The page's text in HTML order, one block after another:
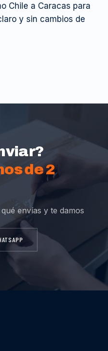
Chile a Caracas para
y sin cambios de
de 2
envías y te damos